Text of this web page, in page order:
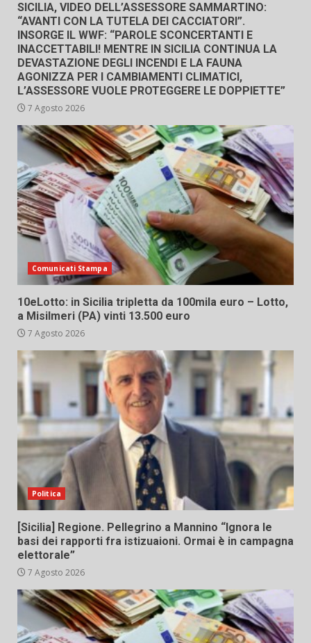
SICILIA, VIDEO DELL’ASSESSORE SAMMARTINO:
“AVANTI CON LA TUTELA DEI CACCIATORI”.
INSORGE IL WWF: “PAROLE SCONCERTANTI E
INACCETTABILI! MENTRE IN SICILIA CONTINUA LA
DEVASTAZIONE DEGLI INCENDI E LA FAUNA
AGONIZZA PER I CAMBIAMENTI CLIMATICI,
L’ASSESSORE VUOLE PROTEGGERE LE DOPPIETTE”
7 Agosto 2026
Comunicati Stampa
10eLotto: in Sicilia tripletta da 100mila euro – Lotto,
a Misilmeri (PA) vinti 13.500 euro
7 Agosto 2026
Politica
[Sicilia] Regione. Pellegrino a Mannino “Ignora le
basi dei rapporti fra istizuaioni. Ormai è in campagna
elettorale”
7 Agosto 2026